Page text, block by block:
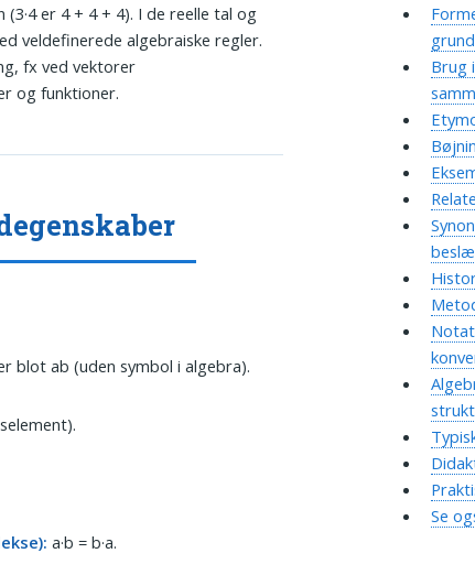
er 4 + 4 + 4). I de reelle tal og
veldefinerede algebraiske regler.
fx ved vektorer
og funktioner.
blot ab (uden symbol i algebra).
a·b = b·a.
Brug
Se